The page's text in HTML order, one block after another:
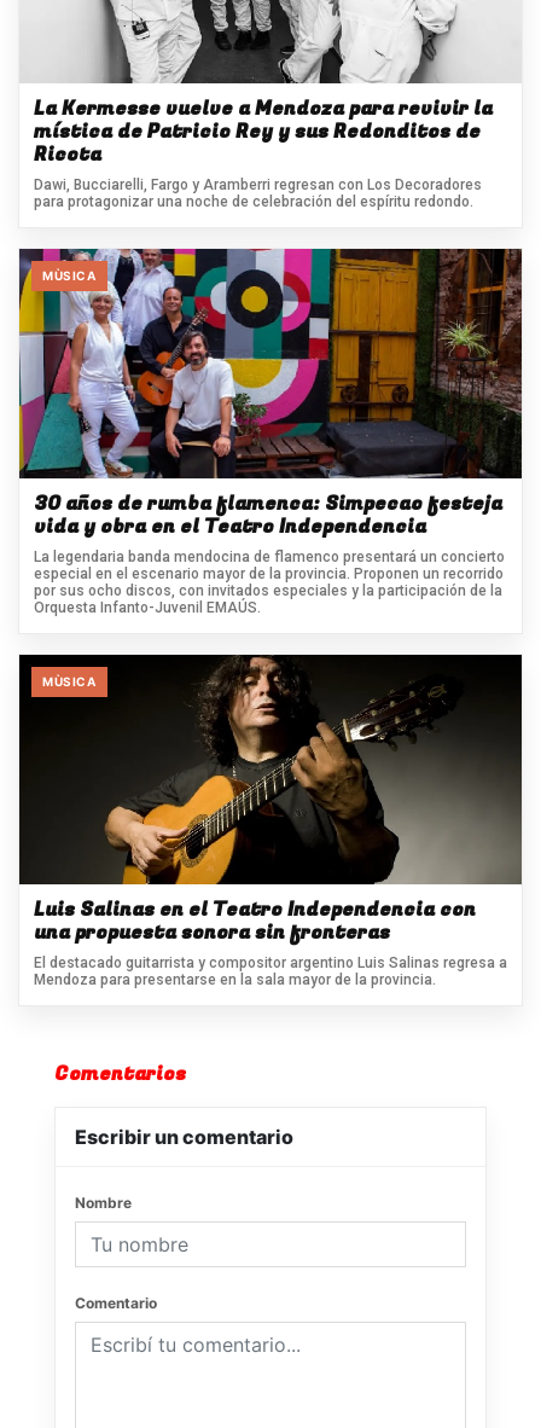
La Kermesse vuelve a Mendoza para revivir la
mística de Patricio Rey y sus Redonditos de
Ricota
Dawi, Bucciarelli, Fargo y Aramberri regresan con Los Decoradores
para protagonizar una noche de celebración del espíritu redondo.
MÙSICA
30 años de rumba flamenca: Simpecao festeja
vida y obra en el Teatro Independencia
La legendaria banda mendocina de flamenco presentará un concierto
especial en el escenario mayor de la provincia. Proponen un recorrido
por sus ocho discos, con invitados especiales y la participación de la
Orquesta Infanto-Juvenil EMAÚS.
MÙSICA
Luis Salinas en el Teatro Independencia con
una propuesta sonora sin fronteras
El destacado guitarrista y compositor argentino Luis Salinas regresa a
Mendoza para presentarse en la sala mayor de la provincia.
Comentarios
Escribir un comentario
Nombre
Comentario